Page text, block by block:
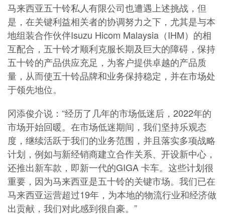
马来西亚五十铃私人有限公司也遭遇上述挑战，但
是，在关键利益相关者的协调努力之下，尤其是与本
地组装合作伙伴Isuzu Hicom Malaysia（IHM）的相
互配合，五十铃才顺利克服长期及巨大的障碍，保持
五十铃的产品供应充足，为客户提供卓越的产品质
量，从而使五十铃品牌和业务保持稳定，并在市场处
于领先地位。
冈添俊介说：“经历了几年的市场低迷后，2022年的
市场开始回暖。在市场低迷期间，我们坚持乐观态
度，继续活跃于我们的业务范围，并且落实多项战略
计划，例如与新经销商建立合作关系、开设新中心，
还推出新车款，即新一代的GIGA 卡车。这些计划很
重要，因为马来西亚是五十铃的关键市场。我们已在
马来西亚运营超过19年，为本地的物流行业和经济做
出贡献，我们对此感到很自豪。”